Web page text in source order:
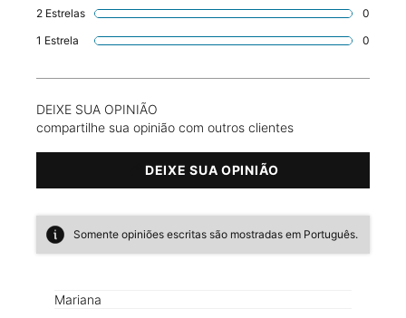
2 Estrelas
0
1 Estrela
0
DEIXE SUA OPINIÃO
compartilhe sua opinião com outros clientes
DEIXE SUA OPINIÃO
Somente opiniões escritas são mostradas em Português.
Mariana